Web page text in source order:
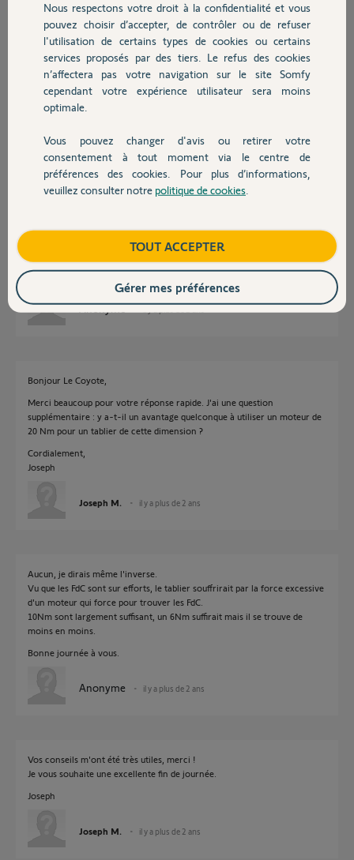
Chauffage
Autres produits
Devis avec un pro
Contact
Je vous remercie d'avance pour votre aide précieuse.
Cordialement,
Joseph
il y a plus de 2 ans
Participer au fil de discussion
Réponses
Ce moteur convient en tous points à votre tablier et menuiserie.
Bonne journée à vous.
Anonyme
Bonjour Le Coyote,
Merci beaucoup pour votre réponse rapide. J'ai une question
supplémentaire : y a-t-il un avantage quelconque à utiliser un moteur de
20 Nm pour un tablier de cette dimension ?
Cordialement,
Joseph
Joseph M. il y a plus de 2 ans
Aucun, je dirais même l'inverse.
Vu que les FdC sont sur efforts, le tablier souffrirait par la force excessive
d'un moteur qui force pour trouver les FdC.
10Nm sont largement suffisant, un 6Nm suffirait mais il se trouve de
moins en moins.
Bonne journée à vous.
Anonyme il y a plus de 2 ans
Vos conseils m'ont été très utiles, merci !
Je vous souhaite une excellente fin de journée.
Joseph
Joseph M. il y a plus de 2 ans
Nous respectons votre droit à la confidentialité et vous
pouvez choisir d’accepter, de contrôler ou de refuser
l'utilisation de certains types de cookies ou certains
services proposés par des tiers. Le refus des cookies
n’affectera pas votre navigation sur le site Somfy
cependant votre expérience utilisateur sera moins
optimale.
Vous pouvez changer d'avis ou retirer votre
consentement à tout moment via le centre de
préférences des cookies. Pour plus d’informations,
veuillez consulter notre politique de cookies
TOUT ACCEPTER
Gérer mes préférences